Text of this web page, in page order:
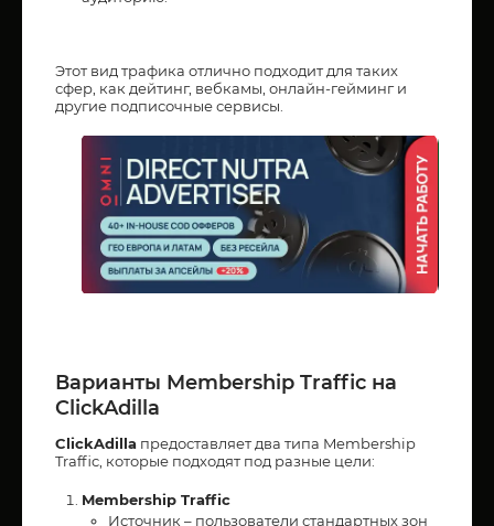
Этот вид трафика отлично подходит для таких
сфер, как дейтинг, вебкамы, онлайн-гейминг и
другие подписочные сервисы.
Варианты Membership Traffic на
ClickAdilla
ClickAdilla предоставляет два типа Membership
Traffic, которые подходят под разные цели:
Membership Traffic
Источник – пользователи стандартных зон